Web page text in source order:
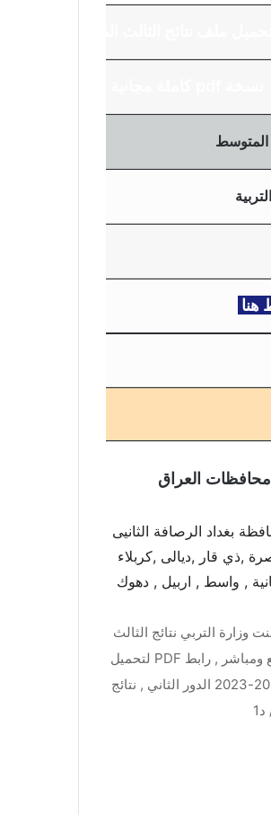
المتوسط
هنا
الدراسيه 2023/2022 الدور الثاني لمحافظة بغداد الرصافة الثانيى
,ذي قار ,ديالى ,كربلاء
, واسط , اربيل , دهوك
2023 دور ثاني , اعلان نتائج وزاري 2023 للثالث متوسط دور 1 , اعلنت وزارة التربي نتائج الثالث
المتوسط النهائيه لسنة 2023/2022 الدور الثاني , تحميل نتائج ثالث متوسط رباط سريع ومباشر , رابط PDF لتحميل
نتائج ثالث متوسط مباشر وسريع , معاينة كل نتائج ثالث متوسط لعموم العراق لسنة 2022-2023 الدور الثاني , نتائج